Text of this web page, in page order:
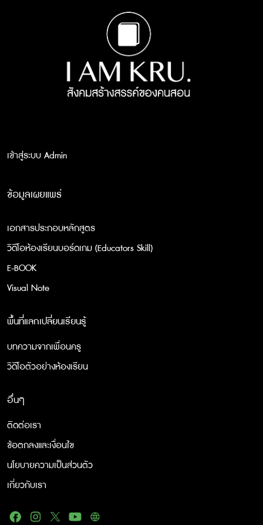
เข้าสู่ระบบ Admin
ข้อมูลเผยแพร่
เอกสารประกอบหลักสูตร
วิดีโอห้องเรียนบอร์ดเกม (Educators Skill)
E-BOOK
Visual Note
พื้นที่แลกเปลี่ยนเรียนรู้
บทความจากเพื่อนครู
วิดีโอตัวอย่างห้องเรียน
อื่นๆ
ติดต่อเรา
ข้อตกลงและเงื่อนไข
นโยบายความเป็นส่วนตัว
เกี่ยวกับเรา